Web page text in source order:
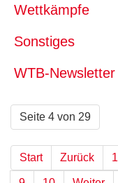
Wettkämpfe
Sonstiges
WTB-Newsletter
Seite 4 von 29
Start Zurück 1